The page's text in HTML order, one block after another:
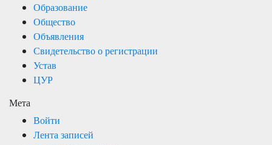
Образование
Общество
Объявления
Свидетельство о регистрации
Устав
ЦУР
Мета
Войти
Лента записей